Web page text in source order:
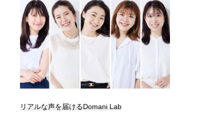
リアルな声を届けるDomani Lab